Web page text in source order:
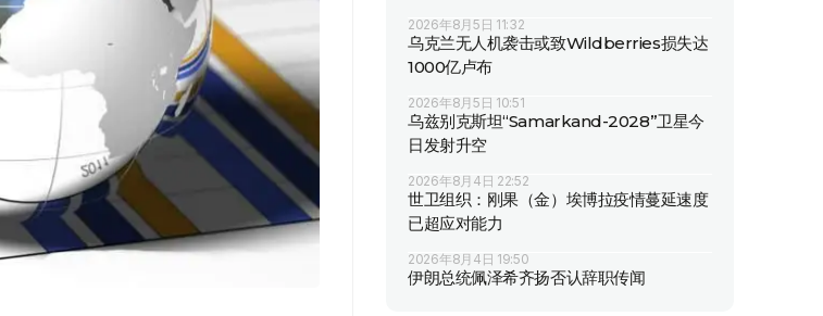
2026年8月5日 11:32
乌克兰无人机袭击或致Wildberries损失达
1000亿卢布
2026年8月5日 10:51
乌兹别克斯坦“Samarkand-2028”卫星今
日发射升空
2026年8月4日 22:52
世卫组织：刚果（金）埃博拉疫情蔓延速度
已超应对能力
2026年8月4日 19:50
伊朗总统佩泽希齐扬否认辞职传闻